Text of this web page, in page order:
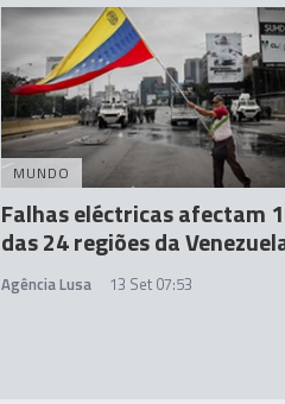
MUNDO
Falhas eléctricas afectam
das 24 regiões da
Agência Lusa 13 Set 07:53